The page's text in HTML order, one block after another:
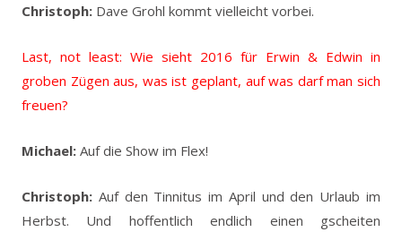
Christoph: Dave Grohl kommt vielleicht vorbei.
Last, not least: Wie sieht 2016 für Erwin & Edwin in
groben Zügen aus, was ist geplant, auf was darf man sich
freuen?
Michael: Auf die Show im Flex!
Christoph: Auf den Tinnitus im April und den Urlaub im
Herbst. Und hoffentlich endlich einen gscheiten